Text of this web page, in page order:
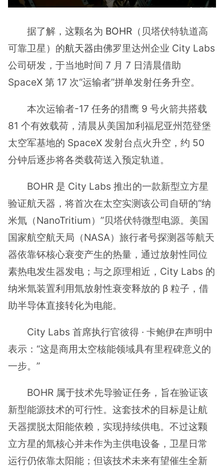
据了解，这颗名为 BOHR （贝塔伏特轨道高
可靠卫星）的航天器由佛罗里达州企业 City Labs
公司研发，于当地时间 7 月 7 日清晨借助
SpaceX 第 17 次“运输者”拼单发射任务升空。
本次运输者-17 任务的猎鹰 9 号火箭共搭载
81 个有效载荷，清晨从美国加利福尼亚州范登堡
太空军基地的 SpaceX 发射台点火升空，约 50
分钟后逐步将各类载荷送入预定轨道。
BOHR 是 City Labs 推出的一款新型立方星
验证航天器，将首次在太空实测该公司自研的“纳
米氚（NanoTritium）”贝塔伏特微型电源。美国
国家航空航天局（NASA）旅行者号探测器等航天
器依靠钚核心衰变产生的热量，通过放射性同位
素热电发生器发电；与之原理相近，City Labs 的
纳米氚装置利用氚放射性衰变释放的 β 粒子，借
助半导体直接转化为电能。
City Labs 首席执行官彼得 · 卡鲍伊在声明中
表示：“这是商用太空核能领域具有里程碑意义的
一步。”
BOHR 属于技术先导验证任务，旨在验证该
新型能源技术的可行性。这套技术的目标是让航
天器摆脱太阳能依赖，实现持续供电。不过这颗
立方星的氚核心并未作为主供电设备，卫星日常
运行仍依靠太阳能；但该技术未来有望催生全新